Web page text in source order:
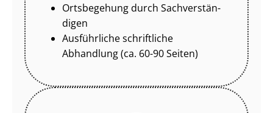
Ortsbegehung durch Sach­ver­stän­
di­gen
Ausführliche schriftliche
Abhandlung (ca. 60-90 Seiten)